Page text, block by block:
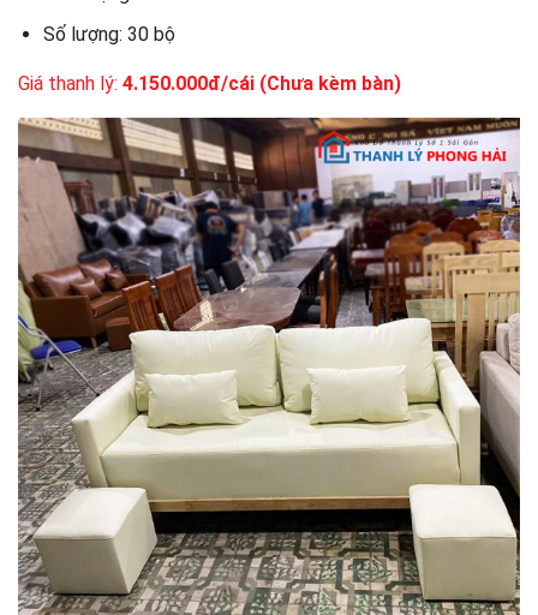
Số lượng: 30 bộ
Giá thanh lý: 4.150.000đ/cái (Chưa kèm bàn)